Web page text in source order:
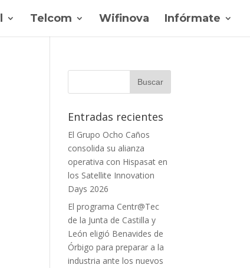
Telcom Wifinova Infórmate
Entradas recientes
El Grupo Ocho Caños
consolida su alianza
operativa con Hispasat en
los Satellite Innovation
Days 2026
El programa Centr@Tec
de la Junta de Castilla y
León eligió Benavides de
Órbigo para preparar a la
industria ante los nuevos